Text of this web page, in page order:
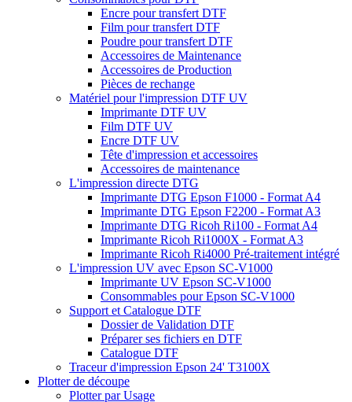
Encre pour transfert DTF
Film pour transfert DTF
Poudre pour transfert DTF
Accessoires de Maintenance
Accessoires de Production
Pièces de rechange
Matériel pour l'impression DTF UV
Imprimante DTF UV
Film DTF UV
Encre DTF UV
Tête d'impression et accessoires
Accessoires de maintenance
L'impression directe DTG
Imprimante DTG Epson F1000 - Format A4
Imprimante DTG Epson F2200 - Format A3
Imprimante DTG Ricoh Ri100 - Format A4
Imprimante Ricoh Ri1000X - Format A3
Imprimante Ricoh Ri4000 Pré-traitement intégré
L'impression UV avec Epson SC-V1000
Imprimante UV Epson SC-V1000
Consommables pour Epson SC-V1000
Support et Catalogue DTF
Dossier de Validation DTF
Préparer ses fichiers en DTF
Catalogue DTF
Traceur d'impression Epson 24' T3100X
Plotter de découpe
Plotter par Usage